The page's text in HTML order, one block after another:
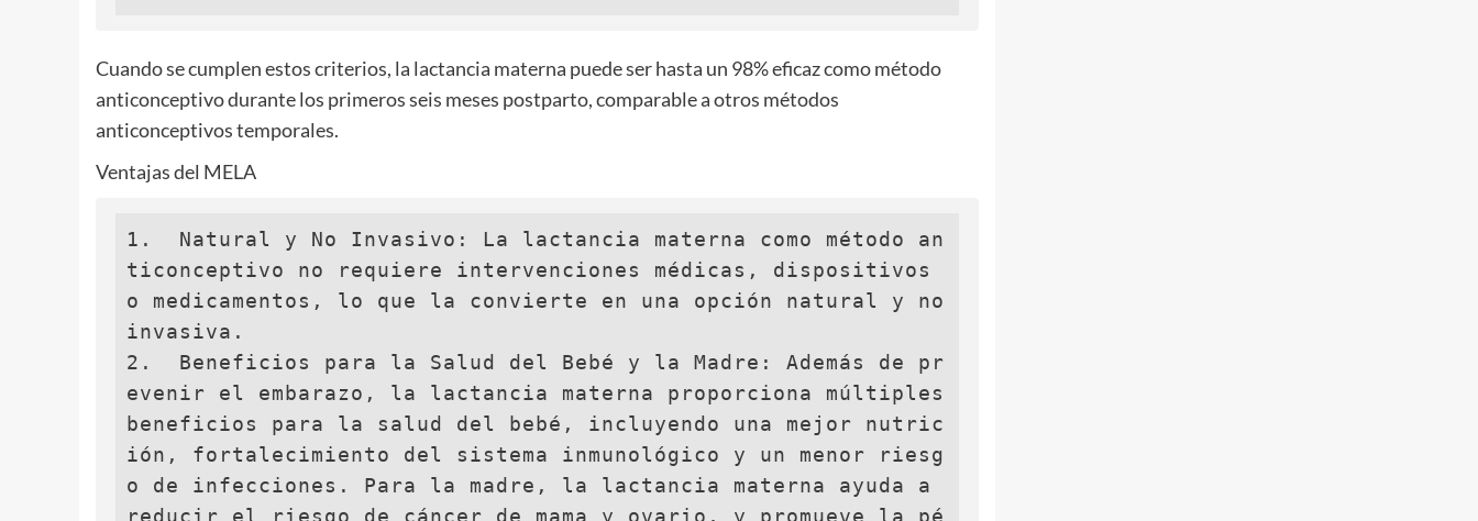
Cuando se cumplen estos criterios, la lactancia materna puede ser hasta un 98% eficaz como método
anticonceptivo durante los primeros seis meses postparto, comparable a otros métodos
anticonceptivos temporales.
Ventajas del MELA
1.  Natural y No Invasivo: La lactancia materna como método an
ticonceptivo no requiere intervenciones médicas, dispositivos
o medicamentos, lo que la convierte en una opción natural y no
invasiva.
2.  Beneficios para la Salud del Bebé y la Madre: Además de pr
evenir el embarazo, la lactancia materna proporciona múltiples
beneficios para la salud del bebé, incluyendo una mejor nutric
ión, fortalecimiento del sistema inmunológico y un menor riesg
o de infecciones. Para la madre, la lactancia materna ayuda a